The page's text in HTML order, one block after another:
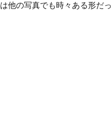
他の写真でも時々ある形だ